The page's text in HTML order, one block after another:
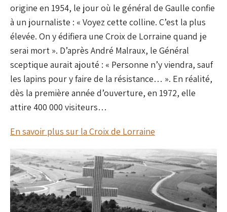
origine en 1954, le jour où le général de Gaulle confie
à un journaliste : « Voyez cette colline. C’est la plus
élevée. On y édifiera une Croix de Lorraine quand je
serai mort ». D’après André Malraux, le Général
sceptique aurait ajouté : « Personne n’y viendra, sauf
les lapins pour y faire de la résistance… ». En réalité,
dès la première année d’ouverture, en 1972, elle
attire 400 000 visiteurs…
En savoir plus sur la Croix de Lorraine